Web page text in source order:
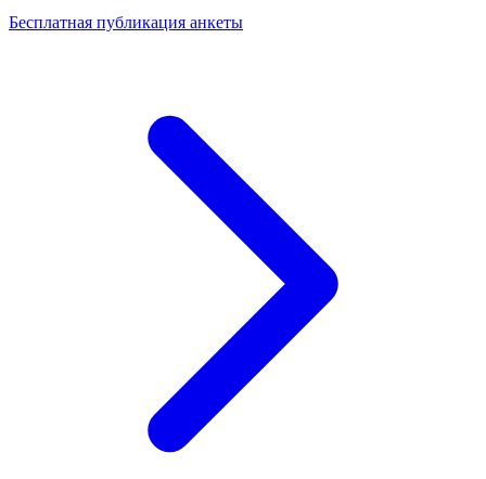
Бесплатная публикация анкеты